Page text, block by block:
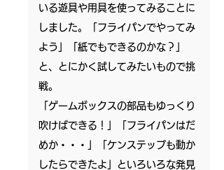
いる遊具や用具を使ってみることに
しました。「フライパンでやってみ
よう」「紙でもできるのかな？」
と、とにかく試してみたいもので挑
戦。
「ゲームボックスの部品もゆっくり
吹けばできる！」「フライパンはだ
めか・・・」「ケンステップも動か
したらできたよ」といろいろな発見